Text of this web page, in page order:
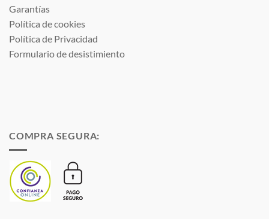
Garantías
Política de cookies
Política de Privacidad
Formulario de desistimiento
COMPRA SEGURA: